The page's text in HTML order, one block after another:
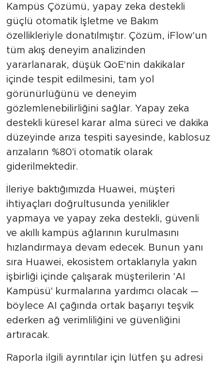
Kampüs Çözümü, yapay zeka destekli
güçlü otomatik İşletme ve Bakım
özellikleriyle donatılmıştır. Çözüm, iFlow'un
tüm akış deneyim analizinden
yararlanarak, düşük QoE'nin dakikalar
içinde tespit edilmesini, tam yol
görünürlüğünü ve deneyim
gözlemlenebilirliğini sağlar. Yapay zeka
destekli küresel karar alma süreci ve dakika
düzeyinde arıza tespiti sayesinde, kablosuz
arızaların %80'i otomatik olarak
giderilmektedir.
İleriye baktığımızda Huawei, müşteri
ihtiyaçları doğrultusunda yenilikler
yapmaya ve yapay zeka destekli, güvenli
ve akıllı kampüs ağlarının kurulmasını
hızlandırmaya devam edecek. Bunun yanı
sıra Huawei, ekosistem ortaklarıyla yakın
işbirliği içinde çalışarak müşterilerin 'AI
Kampüsü' kurmalarına yardımcı olacak —
böylece AI çağında ortak başarıyı teşvik
ederken ağ verimliliğini ve güvenliğini
artıracak.
Raporla ilgili ayrıntılar için lütfen şu adresi